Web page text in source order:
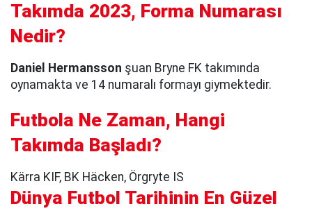
Takımda 2023, Forma Numarası
Nedir?
Daniel Hermansson şuan Bryne FK takımında
oynamakta ve 14 numaralı formayı giymektedir.
Futbola Ne Zaman, Hangi
Takımda Başladı?
Kärra KIF, BK Häcken, Örgryte IS
Dünya Futbol Tarihinin En Güzel